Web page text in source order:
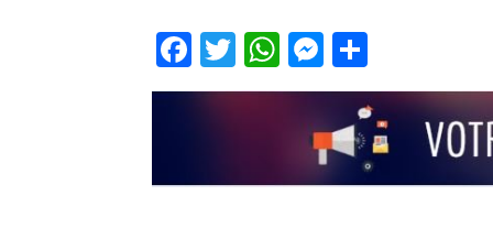
Facebook
TwitterWhatsApp